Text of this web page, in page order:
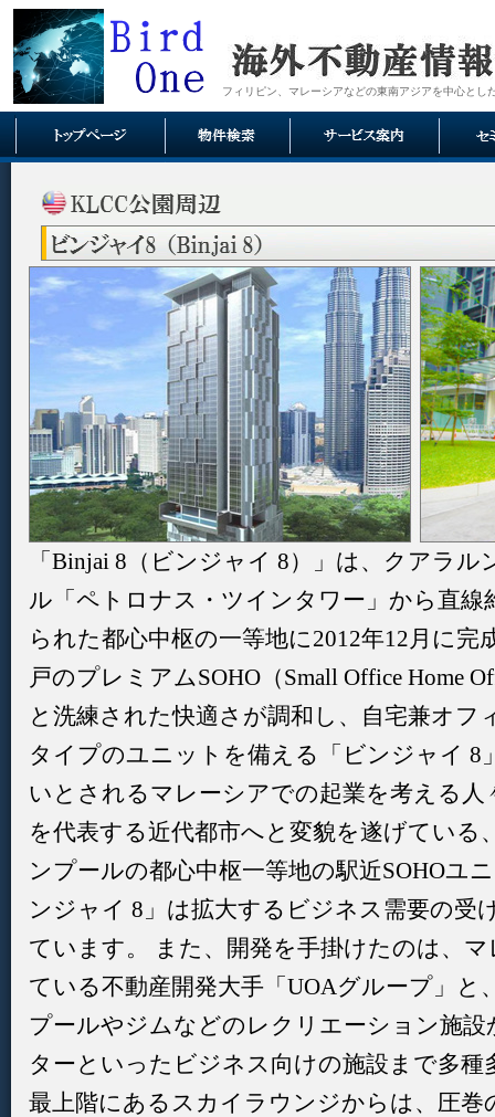
フィリピン、マレーシアなどの東南アジアを中心とし
「Binjai 8（ビンジャイ 8）」は、クアラ
ル「ペトロナス・ツインタワー」から直線
られた都心中枢の一等地に2012年12月に完
戸のプレミアムSOHO（Small Office Home
と洗練された快適さが調和し、自宅兼オフ
タイプのユニットを備える「ビンジャイ 8
いとされるマレーシアでの起業を考える
を代表する近代都市へと変貌を遂げている
ンプールの都心中枢一等地の駅近SOHOユ
ンジャイ 8」は拡大するビジネス需要の受
ています。 また、開発を手掛けたのは、
ている不動産開発大手「UOAグループ」と
プールやジムなどのレクリエーション施
ターといったビジネス向けの施設まで多
最上階にあるスカイラウンジからは、圧